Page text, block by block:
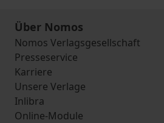
Über Nomos
Nomos Verlagsgesellschaft
Presseservice
Karriere
Unsere Verlage
Inlibra
Online-Module